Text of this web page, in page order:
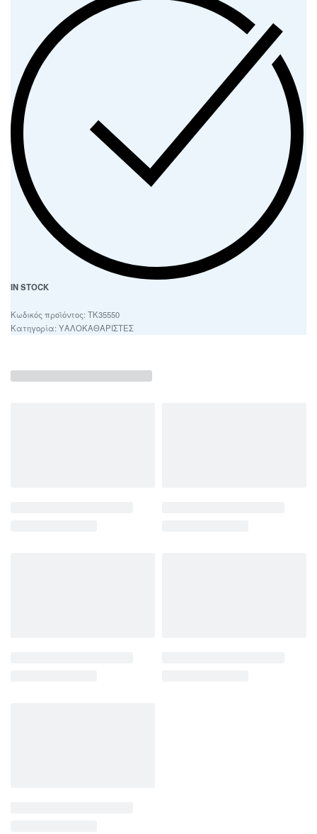
IN STOCK
ΤΚ35550
Κατηγορία: ΥΑΛΟΚΑΘΑΡΙΣΤΕΣ